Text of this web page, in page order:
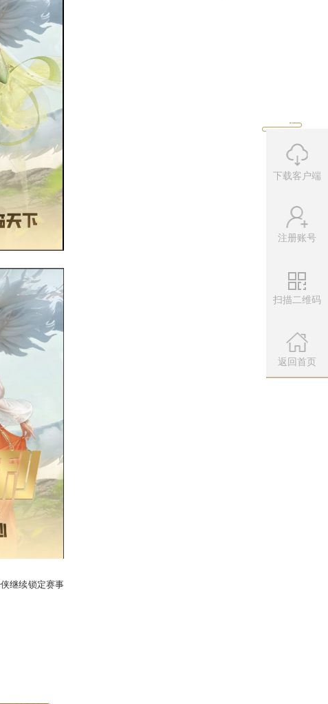
于领先地位。
及时闪现补位，算是有惊无险，最终他们
下载客户端
注册账号
扫描二维码
微信公
扫描左侧二
返回首页